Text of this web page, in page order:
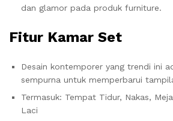
dan glamor pada produk furniture.
Fitur Kamar Set
Desain kontemporer yang trendi ini
sempurna untuk memperbarui
Termasuk: Tempat Tidur, Nakas,
Laci